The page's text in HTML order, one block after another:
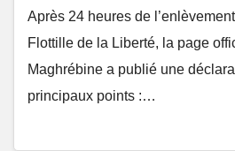
Après 24 heures de
Flottille de la Liberté, la page
Maghrébine a publié une
principaux points :…